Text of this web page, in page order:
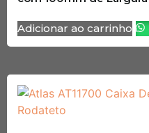
Adicionar ao carrinho